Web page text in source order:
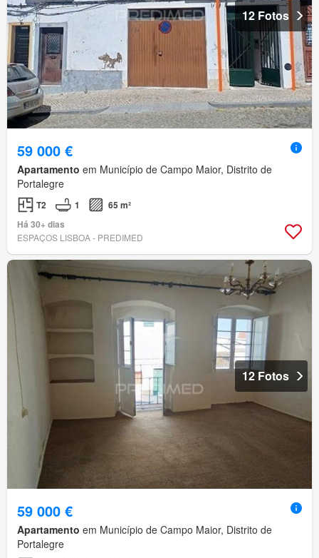
12 Fotos
59 000 €
Apartamento em Município de Campo Maior, Distrito de
Portalegre
T2 1
65 m²
Há 30+ dias
ESPAÇOS LISBOA - PREDIMED
12 Fotos
59 000 €
Apartamento em Município de Campo Maior, Distrito de
Portalegre